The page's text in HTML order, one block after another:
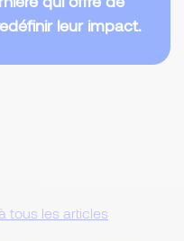
leur impact.
tous les articles